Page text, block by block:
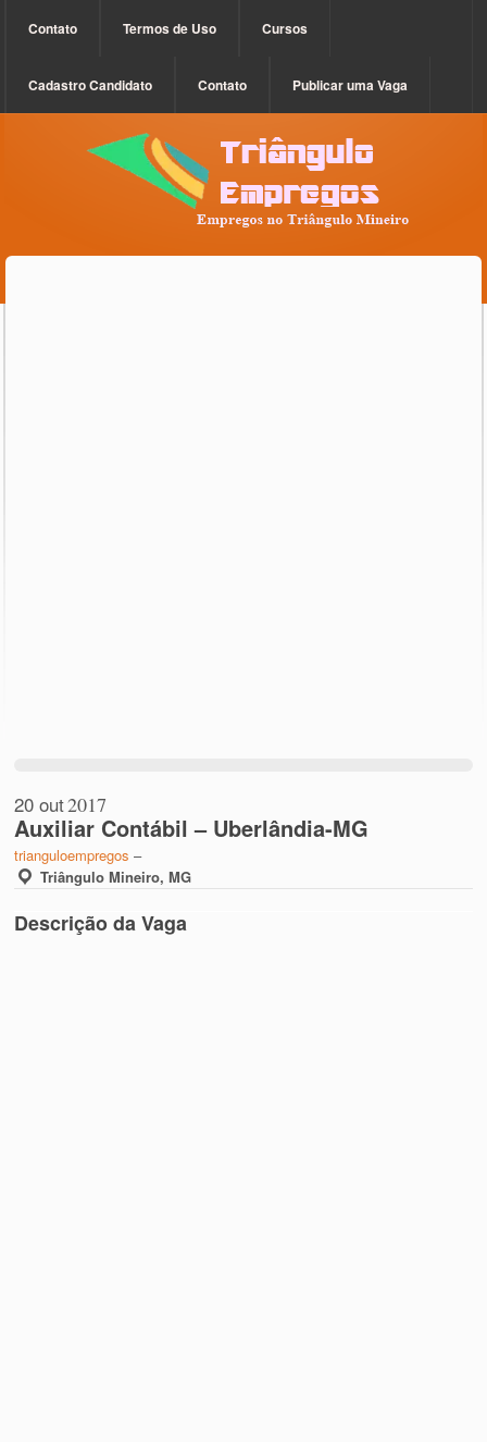
Contato Termos de Uso Cursos
Cadastro Candidato Contato Publicar uma Vaga
20 out2017
Auxiliar Contábil – Uberlândia-MG
trianguloempregos –
Triângulo Mineiro, MG
Descrição da Vaga